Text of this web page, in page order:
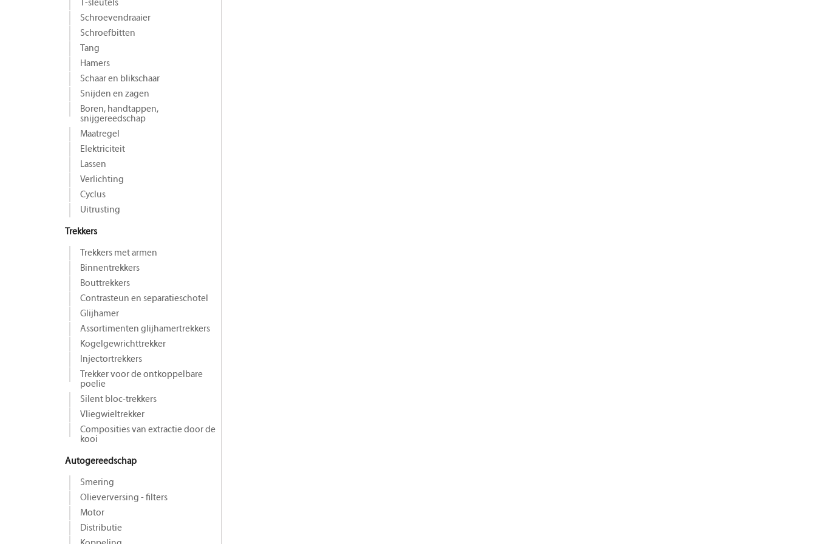
T-sleutels
Schroevendraaier
Schroefbitten
Tang
Hamers
Schaar en blikschaar
Snijden en zagen
Boren, handtappen,
snijgereedschap
Maat­regel
Elektriciteit
Lassen
Verlichting
Cyclus
Uitrusting
Trekkers
Trekkers met armen
Binnentrekkers
Bouttrekkers
Contrasteun en separatieschotel
Glijhamer
Assortimenten glijhamertrekkers
Kogelgewrichttrekker
Injectortrekkers
Trekker voor de ontkoppelbare
poelie
Silent bloc-trekkers
Vliegwieltrekker
Composities van extractie door de
kooi
Autogereedschap
Smering
Olieverversing - filters
Motor
Distributie